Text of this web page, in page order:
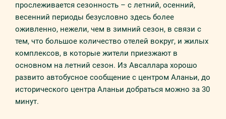
прослеживается сезонность – с летний, осенний,
весенний периоды безусловно здесь более
оживленно, нежели, чем в зимний сезон, в связи с
тем, что большое количество отелей вокруг, и жилых
комплексов, в которые жители приезжают в
основном на летний сезон. Из Авсаллара хорошо
развито автобусное сообщение с центром Аланьи, до
исторического центра Аланьи добраться можно за 30
минут.